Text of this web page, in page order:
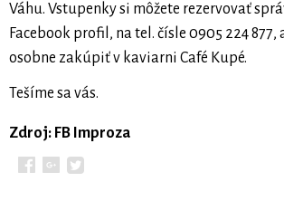
Váhu. Vstupenky si môžete rezervovať
Facebook profil, na tel. čísle 0905 224 877,
osobne zakúpiť v kaviarni Café Kupé.
Tešíme sa vás.
Zdroj: FB Improza